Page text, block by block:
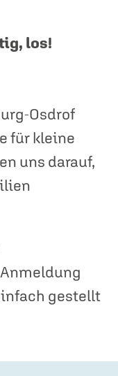
los!
Osdrof
für kleine
uns darauf,
gestellt